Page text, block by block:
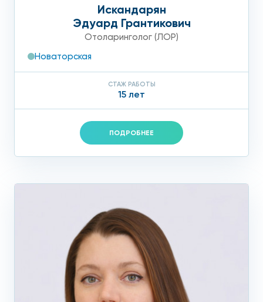
Искандарян
Эдуард Грантикович
Отоларинголог (ЛОР)
Новаторская
СТАЖ РАБОТЫ
15 лет
ПОДРОБНЕЕ